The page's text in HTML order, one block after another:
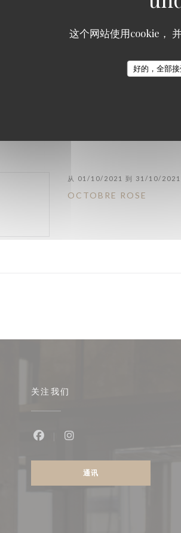
这个网站使用cookie，
好的，全部接
DÎNER-SPECTACLE
从 01/10/2021 到 31/10/
OCTOBRE ROSE
中打开))
关注我们
通讯